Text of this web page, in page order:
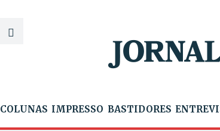
COLUNAS IMPRESSO BASTIDORES